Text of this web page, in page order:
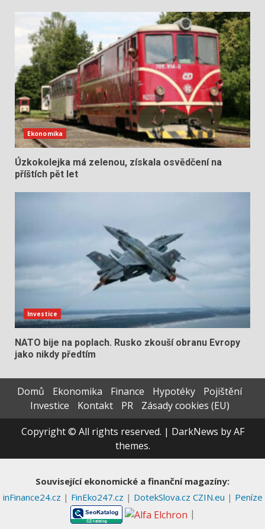
Ekonomika
Úzkokolejka má zelenou, získala osvědčení na
příštích pět let
Investice
NATO bije na poplach. Rusko zkouší obranu Evropy
jako nikdy předtím
Domů Ekonomika Finance Hypotéky
Pojištění
Investice
Kontakt PR
Zásady cookies (EU)
Copyright © All rights reserved. | DarkNews by AF
themes.
Související ekonomické a finanční magazíny:
inFinance24.cz | FinEko247.cz | DotekSlova.cz CZIN.eu | Peníze
|